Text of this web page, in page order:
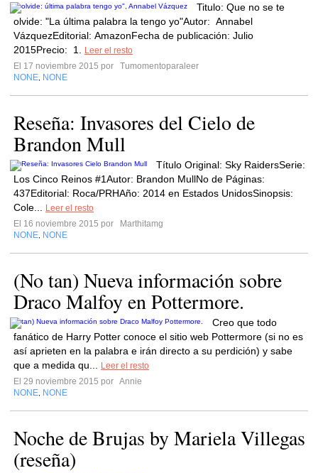
Titulo: Que no se te
olvide: "La última palabra la tengo yo"Autor: Annabel
VázquezEditorial: AmazonFecha de publicación: Julio
2015Precio: 1.
Leer el resto
El 17 noviembre 2015 por
Tumomentoparaleer
NONE NONE
Reseña: Invasores del Cielo de
Brandon Mull
Título Original: Sky RaidersSerie:
Los Cinco Reinos #1Autor: Brandon MullNo de Páginas:
437Editorial: Roca/PRHAño: 2014 en Estados UnidosSinopsis:
Cole...
Leer el resto
El 16 noviembre 2015 por
Marthitamg
NONE NONE
(No tan) Nueva información sobre
Draco Malfoy en Pottermore.
Creo que todo
fanático de Harry Potter conoce el sitio web Pottermore (si no es
así aprieten en la palabra e irán directo a su perdición) y sabe
que a medida qu...
Leer el resto
El 29 noviembre 2015 por Annie
NONE NONE
Noche de Brujas by Mariela Villegas
(reseña)